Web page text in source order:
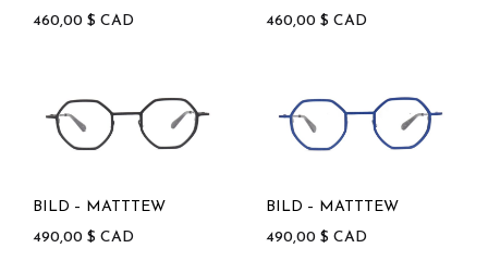
460,00 $ CAD
460,00 $ CAD
BILD – MATTTEW
490,00 $ CAD
BILD – MATTTEW
490,00 $ CAD